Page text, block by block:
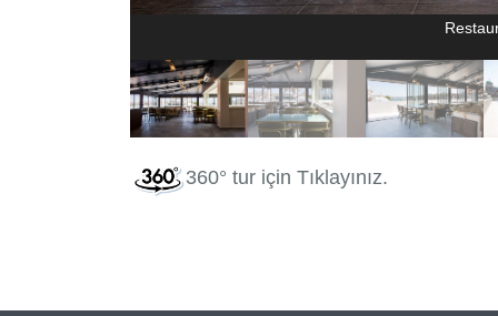
360° tur için Tıklayınız.